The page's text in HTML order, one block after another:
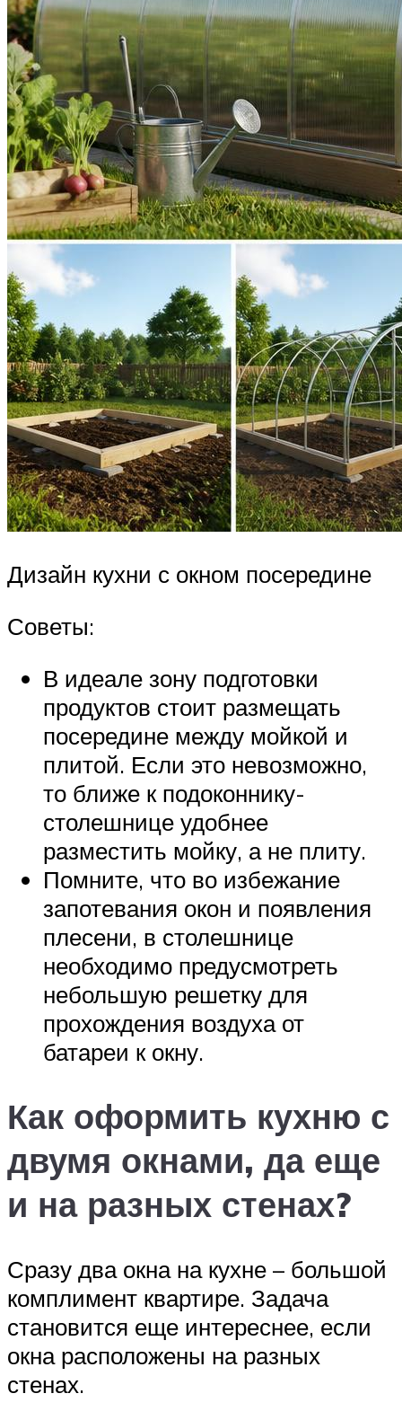
Дизайн кухни с окном посередине
Советы:
В идеале зону подготовки
продуктов стоит размещать
посередине между мойкой и
плитой. Если это невозможно,
то ближе к подоконнику-
столешнице удобнее
разместить мойку, а не плиту.
Помните, что во избежание
запотевания окон и появления
плесени, в столешнице
необходимо предусмотреть
небольшую решетку для
прохождения воздуха от
батареи к окну.
Как оформить кухню с
двумя окнами, да еще
и на разных стенах?
Сразу два окна на кухне – большой
комплимент квартире. Задача
становится еще интереснее, если
окна расположены на разных
стенах.